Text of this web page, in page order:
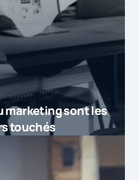
marketing sont les
touchés